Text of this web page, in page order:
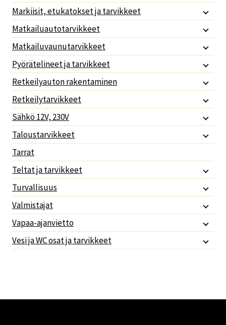
Markiisit, etukatokset ja tarvikkeet
Matkailuautotarvikkeet
Matkailuvaunutarvikkeet
Pyörätelineet ja tarvikkeet
Retkeilyauton rakentaminen
Retkeilytarvikkeet
Sähkö 12V, 230V
Taloustarvikkeet
Tarrat
Teltat ja tarvikkeet
Turvallisuus
Valmistajat
Vapaa-ajanvietto
Vesi ja WC osat ja tarvikkeet